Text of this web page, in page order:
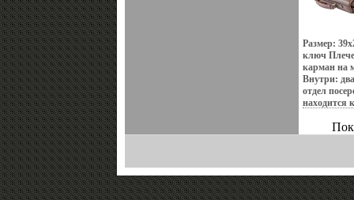
Размер:
ключ
карман на
Внутри:
отдел
находится
карман,
два отдела